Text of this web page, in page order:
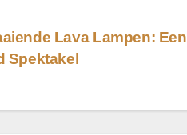
Lava Lampen: Een
Spektakel